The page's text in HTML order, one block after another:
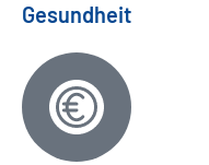
Gesundheit